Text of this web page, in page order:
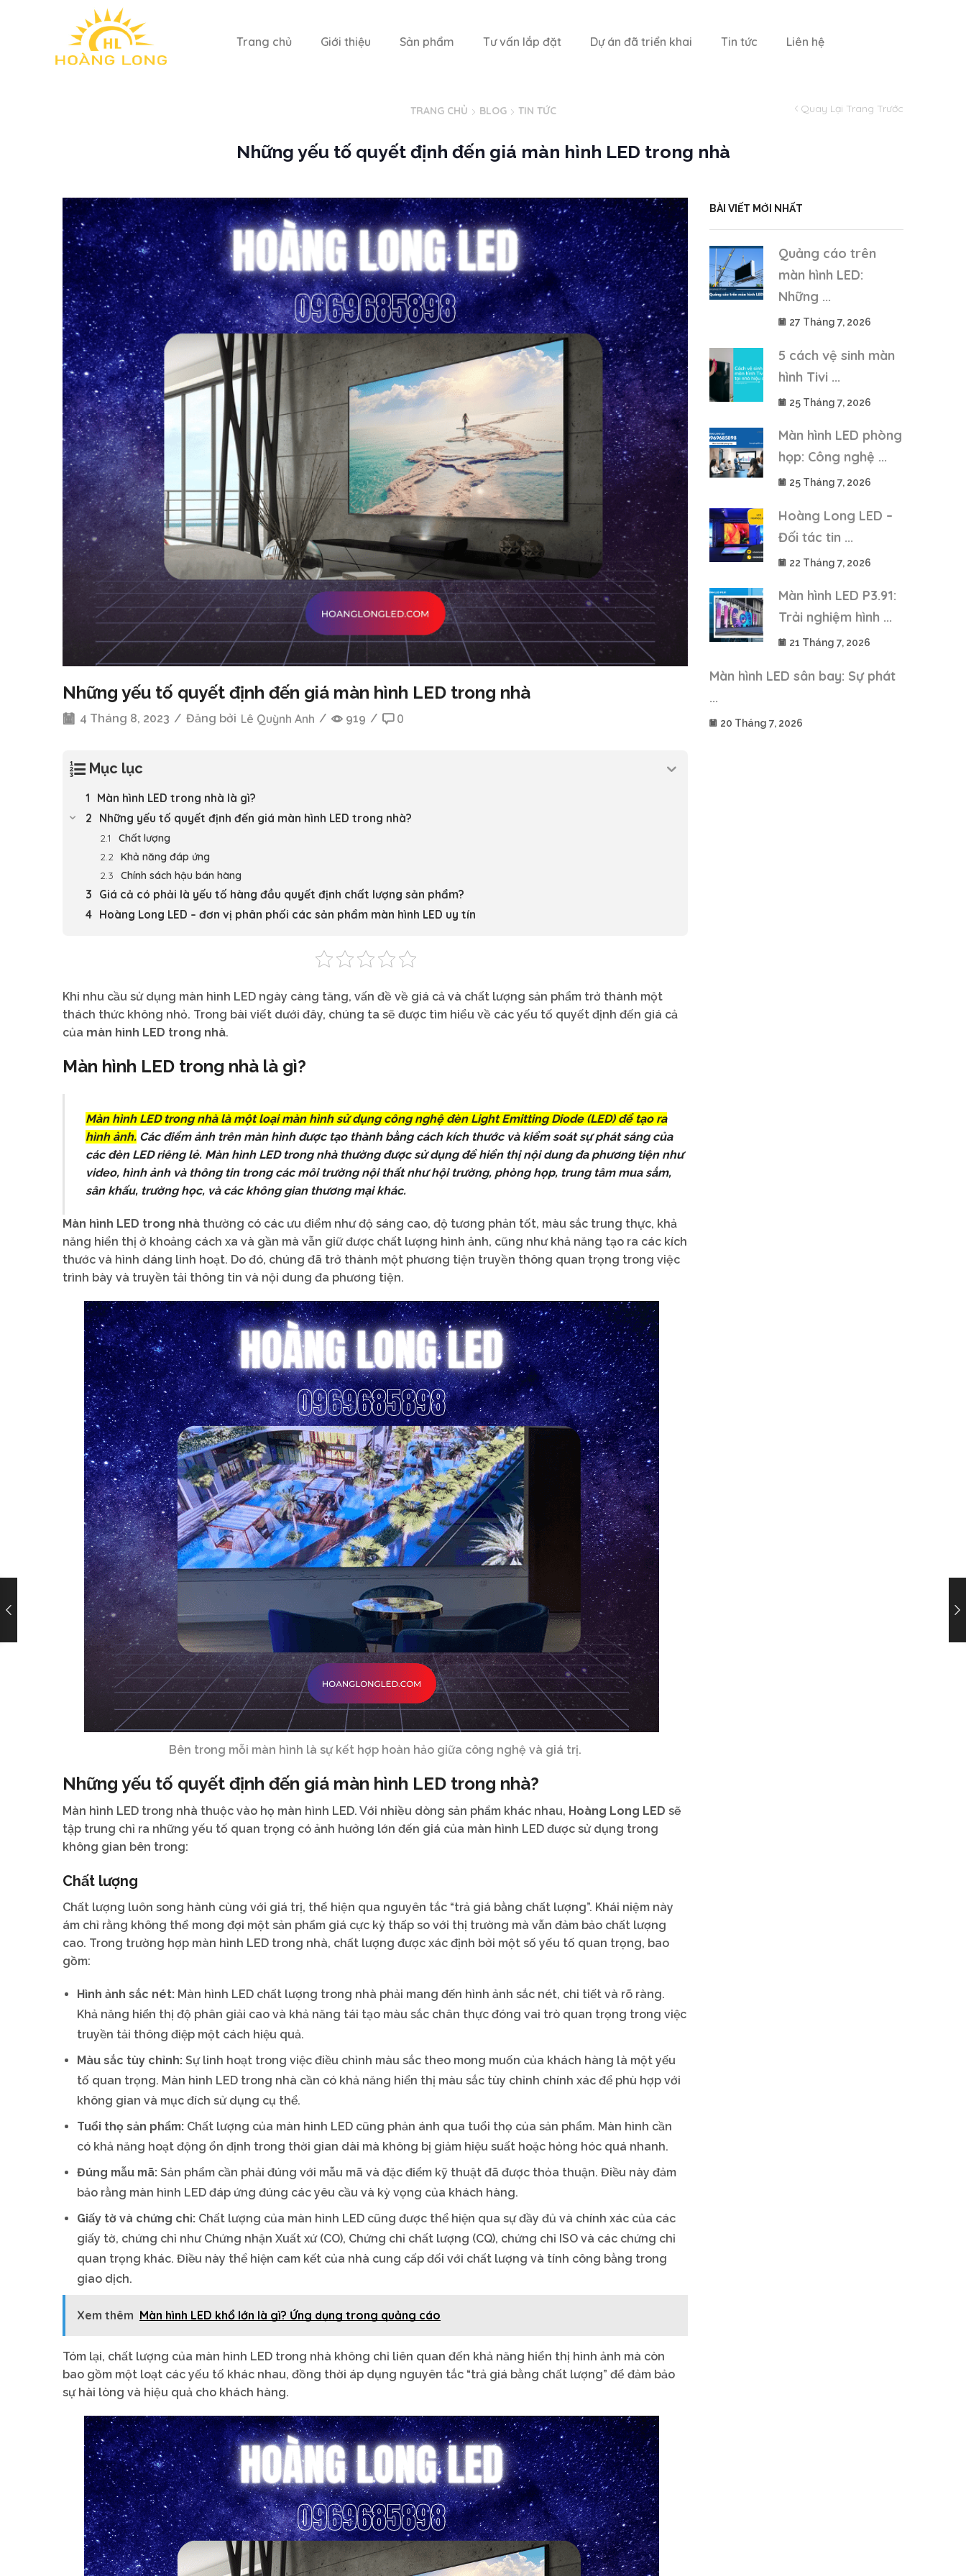
Trang chủ Giới thiệu Sản phẩm Tư vấn lắp đặt Dự án đã triển khai Tin tức Liên hệ
Quay Lại Trang Trước
TRANG CHỦ BLOG TIN TỨC
Những yếu tố quyết định đến giá màn hình LED trong nhà
Những yếu tố quyết định đến giá màn hình LED trong nhà
4 Tháng 8, 2023 / Đăng bởi Lê Quỳnh Anh / 919 / 0
Mục lục
Màn hình LED trong nhà là gì?
Những yếu tố quyết định đến giá màn hình LED trong nhà?
Chất lượng
Khả năng đáp ứng
Chính sách hậu bán hàng
Giá cả có phải là yếu tố hàng đầu quyết định chất lượng sản phẩm?
Hoàng Long LED – đơn vị phân phối các sản phẩm màn hình LED uy tín
Khi nhu cầu sử dụng màn hình LED ngày càng tăng, vấn đề về giá cả và chất lượng sản phẩm trở thành một
thách thức không nhỏ. Trong bài viết dưới đây, chúng ta sẽ được tìm hiểu về các yếu tố quyết định đến giá cả
của màn hình LED trong nhà.
Màn hình LED trong nhà là gì?
Màn hình LED trong nhà là một loại màn hình sử dụng công nghệ đèn Light Emitting Diode (LED) để tạo ra
hình ảnh. Các điểm ảnh trên màn hình được tạo thành bằng cách kích thước và kiểm soát sự phát sáng của
các đèn LED riêng lẻ. Màn hình LED trong nhà thường được sử dụng để hiển thị nội dung đa phương tiện như
video, hình ảnh và thông tin trong các môi trường nội thất như hội trường, phòng họp, trung tâm mua sắm,
sân khấu, trường học, và các không gian thương mại khác.
Màn hình LED trong nhà thường có các ưu điểm như độ sáng cao, độ tương phản tốt, màu sắc trung thực, khả
năng hiển thị ở khoảng cách xa và gần mà vẫn giữ được chất lượng hình ảnh, cũng như khả năng tạo ra các kích
thước và hình dáng linh hoạt. Do đó, chúng đã trở thành một phương tiện truyền thông quan trọng trong việc
trình bày và truyền tải thông tin và nội dung đa phương tiện.
Bên trong mỗi màn hình là sự kết hợp hoàn hảo giữa công nghệ và giá trị.
Những yếu tố quyết định đến giá màn hình LED trong nhà?
Màn hình LED trong nhà thuộc vào họ màn hình LED. Với nhiều dòng sản phẩm khác nhau, Hoàng Long LED sẽ
tập trung chỉ ra những yếu tố quan trọng có ảnh hưởng lớn đến giá của màn hình LED được sử dụng trong
không gian bên trong:
Chất lượng
Chất lượng luôn song hành cùng với giá trị, thể hiện qua nguyên tắc “trả giá bằng chất lượng”. Khái niệm này
ám chỉ rằng không thể mong đợi một sản phẩm giá cực kỳ thấp so với thị trường mà vẫn đảm bảo chất lượng
cao. Trong trường hợp màn hình LED trong nhà, chất lượng được xác định bởi một số yếu tố quan trọng, bao
gồm:
Hình ảnh sắc nét: Màn hình LED chất lượng trong nhà phải mang đến hình ảnh sắc nét, chi tiết và rõ ràng.
Khả năng hiển thị độ phân giải cao và khả năng tái tạo màu sắc chân thực đóng vai trò quan trọng trong việc
truyền tải thông điệp một cách hiệu quả.
Màu sắc tùy chỉnh: Sự linh hoạt trong việc điều chỉnh màu sắc theo mong muốn của khách hàng là một yếu
tố quan trọng. Màn hình LED trong nhà cần có khả năng hiển thị màu sắc tùy chỉnh chính xác để phù hợp với
không gian và mục đích sử dụng cụ thể.
Tuổi thọ sản phẩm: Chất lượng của màn hình LED cũng phản ánh qua tuổi thọ của sản phẩm. Màn hình cần
có khả năng hoạt động ổn định trong thời gian dài mà không bị giảm hiệu suất hoặc hỏng hóc quá nhanh.
Đúng mẫu mã: Sản phẩm cần phải đúng với mẫu mã và đặc điểm kỹ thuật đã được thỏa thuận. Điều này đảm
bảo rằng màn hình LED đáp ứng đúng các yêu cầu và kỳ vọng của khách hàng.
Giấy tờ và chứng chỉ: Chất lượng của màn hình LED cũng được thể hiện qua sự đầy đủ và chính xác của các
giấy tờ, chứng chỉ như Chứng nhận Xuất xứ (CO), Chứng chỉ chất lượng (CQ), chứng chỉ ISO và các chứng chỉ
quan trọng khác. Điều này thể hiện cam kết của nhà cung cấp đối với chất lượng và tính công bằng trong
giao dịch.
Xem thêm Màn hình LED khổ lớn là gì? Ứng dụng trong quảng cáo
Tóm lại, chất lượng của màn hình LED trong nhà không chỉ liên quan đến khả năng hiển thị hình ảnh mà còn
bao gồm một loạt các yếu tố khác nhau, đồng thời áp dụng nguyên tắc “trả giá bằng chất lượng” để đảm bảo
sự hài lòng và hiệu quả cho khách hàng.
BÀI VIẾT MỚI NHẤT
Quảng cáo trên
màn hình LED:
Những ...
27 Tháng 7, 2026
5 cách vệ sinh màn
hình Tivi ...
25 Tháng 7, 2026
Màn hình LED phòng
họp: Công nghệ ...
25 Tháng 7, 2026
Hoàng Long LED –
Đối tác tin ...
22 Tháng 7, 2026
Màn hình LED P3.91:
Trải nghiệm hình ...
21 Tháng 7, 2026
Màn hình LED sân bay: Sự phát
...
20 Tháng 7, 2026